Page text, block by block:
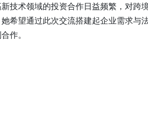
技术领域的投资合作日益频繁，对跨
希望通过此次交流搭建起企业需求与
作。